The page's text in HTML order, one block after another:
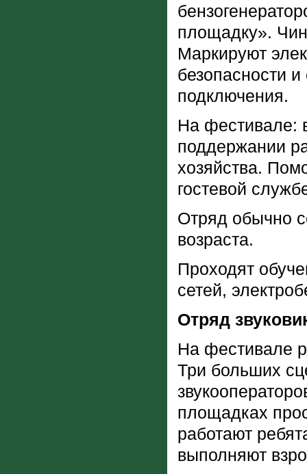
площадку».
Маркируют
безопасности
подключения.
На фестивале:
поддержании
хозяйства.
гостевой
Отряд обычно
возраста.
Проходят
сетей,
Отряд
На фестивале
Три больших
площадках
работают
выполняют